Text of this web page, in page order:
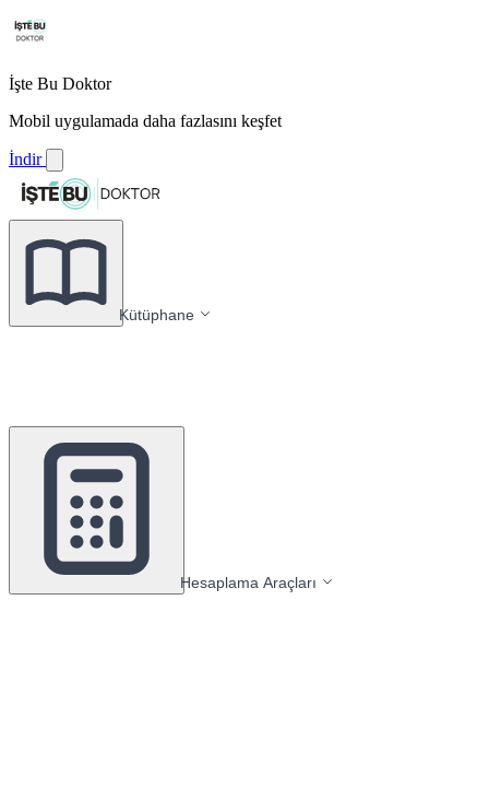
İşte Bu Doktor
Mobil uygulamada daha fazlasını keşfet
İndir
Kütüphane
Hesaplama Araçları